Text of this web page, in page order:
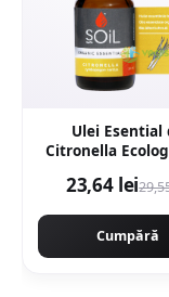
Ulei Esential
Citronella
23,64 lei
Cumpără